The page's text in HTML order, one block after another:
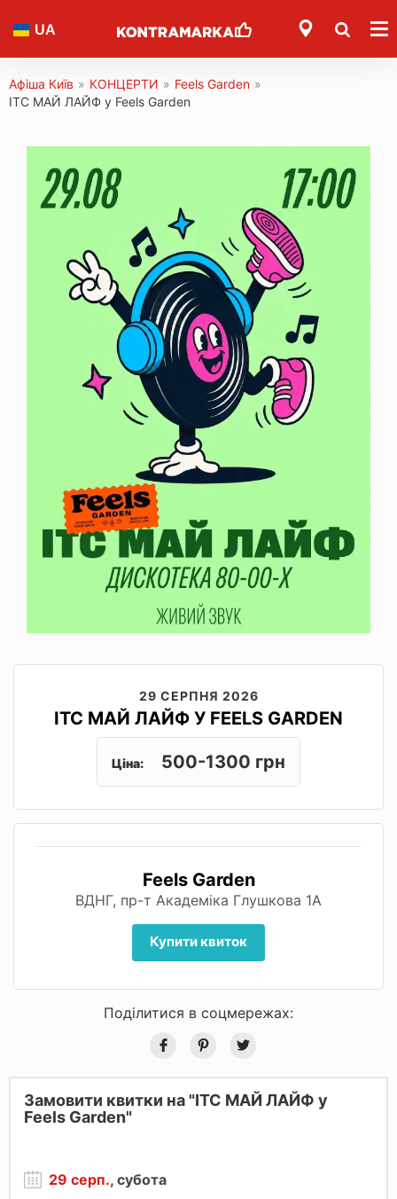
UA
Афіша Київ » КОНЦЕРТИ » Feels Garden »
ІТС МАЙ ЛАЙФ у Feels Garden
29 СЕРПНЯ 2026
ІТС МАЙ ЛАЙФ У FEELS GARDEN
Ціна: 500-1300 грн
Feels Garden
ВДНГ, пр-т Академіка Глушкова 1А
Купити квиток
Поділитися в соцмережах:
Замовити квитки на "ІТС МАЙ ЛАЙФ у
Feels Garden"
29 серп., субота